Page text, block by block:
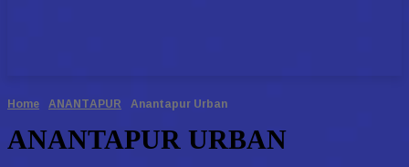
Home ANANTAPUR Anantapur Urban
ANANTAPUR URBAN